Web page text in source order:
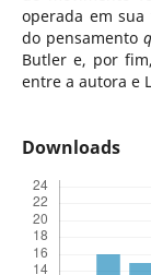
operada em
do pensamento
Butler e, por
entre a autora e
Downloads